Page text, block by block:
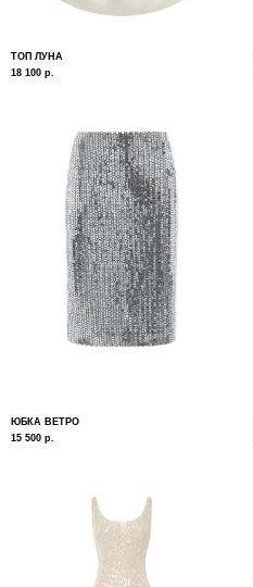
ТОП ЛУНА
18 100 р.
ЮБКА ВЕТРО
15 500 р.